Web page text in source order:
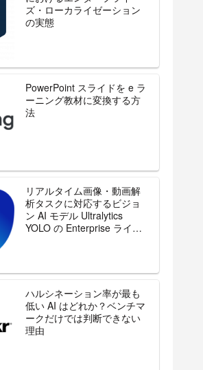
ズ・ローカライゼーション
の実態
PowerPoint スライドを e ラ
ーニング教材に変換する方
法
リアルタイム画像・動画解
析タスクに対応するビジョ
ン AI モデル Ultralytics
YOLO の Enterprise ライセ
ハルシネーション率が最も
低い AI はどれか？ベンチマ
ークだけでは判断できない
理由